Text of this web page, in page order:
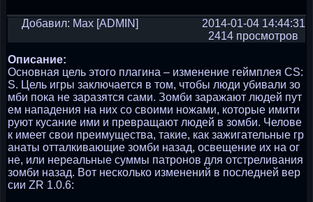
Добавил: Max [ADMIN]
2014-01-04 14:44:31
2414 просмотров
Описание:
Основная цель этого плагина – изменение геймплея CS:
S. Цель игры заключается в том, чтобы люди убивали зо
мби пока не заразятся сами. Зомби заражают людей пут
ем нападения на них со своими ножами, которые имити
руют кусание ими и превращают людей в зомби. Челове
к имеет свои преимущества, такие, как зажигательные гр
анаты отталкивающие зомби назад, освещение их на ог
не, или нереальные суммы патронов для отстреливания
зомби назад. Вот несколько изменений в последней вер
сии ZR 1.0.6: